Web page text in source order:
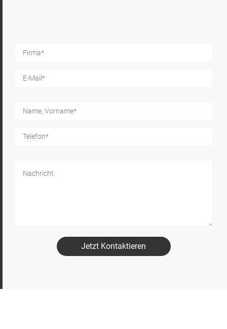
Jetzt Kontaktieren